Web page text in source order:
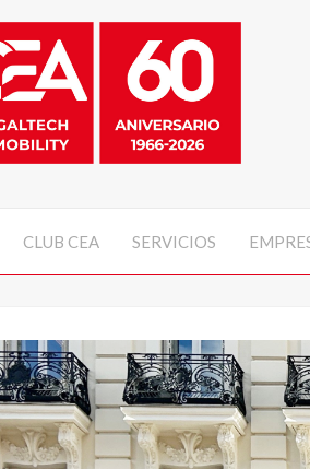
CLUB CEA SERVICIOS